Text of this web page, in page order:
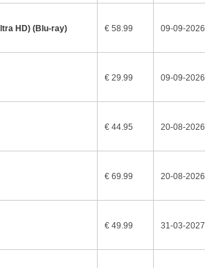
HD) (Blu-ray) € 58.99 09-09-2026
€ 29.99 09-09-2026
€ 44.95 20-08-2026
€ 69.99 20-08-2026
€ 49.99 31-03-2027